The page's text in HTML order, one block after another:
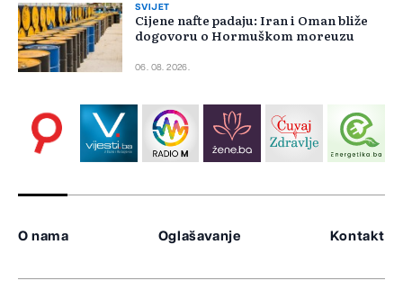
SVIJET
Cijene nafte padaju: Iran i Oman bliže
dogovoru o Hormuškom moreuzu
06. 08. 2026.
O nama Oglašavanje Kontakt